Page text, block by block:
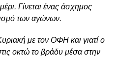
Γίνεται ένας άσχημος
των αγώνων.
με τον ΟΦΗ και γιατί ο
οκτώ το βράδυ μέσα στην